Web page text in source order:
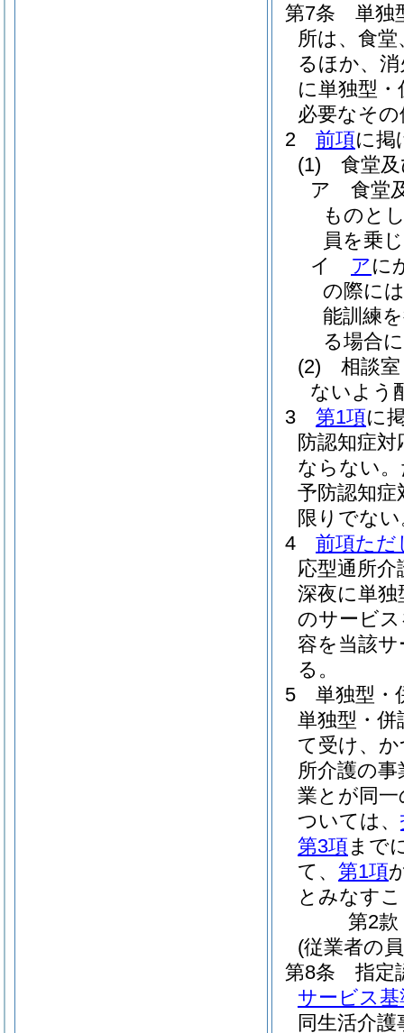
第7条
単独
所は、食
るほか、
に単独型
必要なそ
2
前項に掲
(1)
食堂
ア
食堂
ものと
員を乗
イ
アに
の際に
能訓練
る場合
(2)
相談
ないよう
3
第1項に
防認知症
ならない。
予防認知
限りでな
4
前項ただ
応型通所介
深夜に単独
のサービ
容を当該
る。
5
単独型・
単独型・併
て受け、
所介護の
業とが同
ついては、
第3項 まで
て、 第1項
とみなす
第2款
(従業者の
第8条
指定
サービス
同生活介